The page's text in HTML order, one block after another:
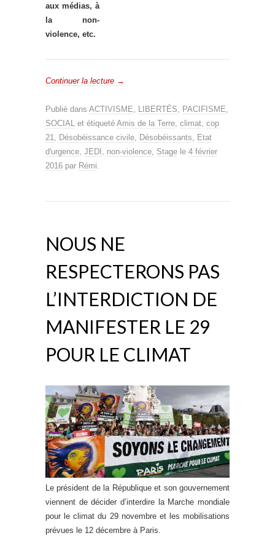
aux médias, à
la non-
violence, etc.
Continuer la lecture →
Publié dans ACTIVISME LIBERTÉS PACIFISME
SOCIAL
et étiqueté Amis de la Terre climat cop
21
Désobéissance civile Désobéissants
Etat
d'urgence JEDI non-violence Stage le 4 février
2016 par Rémi
NOUS NE
RESPECTERONS PAS
L’INTERDICTION DE
MANIFESTER LE 29
POUR LE CLIMAT
Le président de la République et son gouvernement
viennent de décider d’interdire la Marche mondiale
pour le climat du 29 novembre et les mobilisations
prévues le 12 décembre à Paris.